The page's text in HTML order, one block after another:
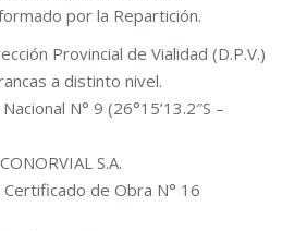
por la Repartición.
Provincial de Vialidad (D.P.V.)
a distinto nivel.
N° 9 (26°15’13.2″S –
CONORVIAL S.A.
Certificado de Obra N° 16